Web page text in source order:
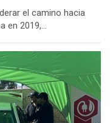
el camino hacia
en 2019,…